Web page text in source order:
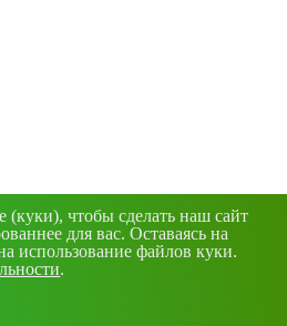
правах.
чтобы сделать наш сайт
для вас. Оставаясь на
использование файлов куки.
.